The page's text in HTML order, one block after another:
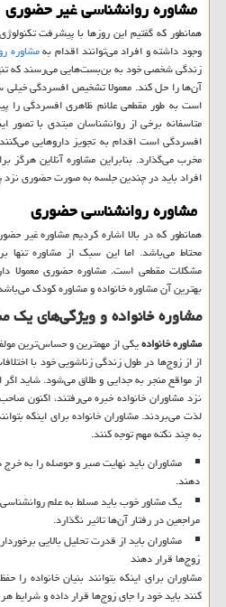
مشاوره روانشناسی غیر حضوری
همانطور که گفتیم این روزها با پیشرفت
وجود داشته و افراد می‌توانند اقدام بهمشاوره
زندگی شخصی خود به بن‌بست‌هایی می‌رسند که
آن‌ها را حل کند. معمولا تشخیص افسردگی
است به طور مقطعی علائم ظاهری افسردگی را
متاسفانه برخی از روانشناسان مبتدی با تصور
افسردگی است اقدام به تجویز داروهایی
مخرب می‌گذارد. بنابراین مشاوره آنلاین
افراد باید در چندین جلسه به صورت حضوری
مشاوره روانشناسی حضوری
همانطور که در بالا اشاره کردیم مشاوره غیر
محتاط می‌باشد. اما این سبک از مشاوره
مشکلات مقطعی است. مشاوره حضوری معمولا
بهترین آن مشاوره خانواده و مشاوره کودک
مشاوره خانواده و ویژگی‌های یک
مشاوره خانوادهیکی از مهمترین و حساس‌ترین
از از زوج‌ها در طول زندگی زناشویی خود با
از مواقع منجر به جدایی و طلاق می‌شود. شاید
نزد مشاوران خانواده خبره می‌رفتند، اکنون
لذت می‌بردند. مشاوران خانواده برای اینکه
به چند نکته مهم توجه کنند.
مشاوران باید نهایت صبر و حوصله را به
دهند.
یک مشاور خوب باید مسلط به علم
مراجعین در رفتار آن‌ها تاثیر نگذارد.
مشاوران باید از قدرت تحلیل بالایی
زوج‌ها قرار دهند
مشاوران برای اینکه بتوانند بنیان خانواده
کنند باید خود را جای زوج‌ها قرار داده و شرایط